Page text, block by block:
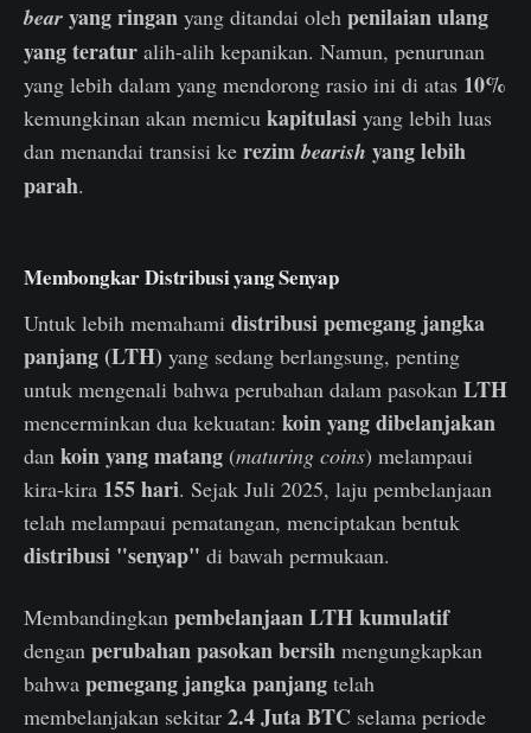
bear yang ringan yang ditandai oleh penilaian ulang
yang teratur alih-alih kepanikan. Namun, penurunan
yang lebih dalam yang mendorong rasio ini di atas 10%
kemungkinan akan memicu kapitulasi yang lebih luas
dan menandai transisi ke rezimbearish yang lebih
parah.
Membongkar Distribusi yang Senyap
Untuk lebih memahami distribusi pemegang jangka
panjang (LTH) yang sedang berlangsung, penting
untuk mengenali bahwa perubahan dalam pasokan LTH
mencerminkan dua kekuatan: koin yang dibelanjakan
dan koin yang matang (maturing coins) melampaui
kira-kira 155 hari. Sejak Juli 2025, laju pembelanjaan
telah melampaui pematangan, menciptakan bentuk
distribusi "senyap" di bawah permukaan.
Membandingkan pembelanjaan LTH kumulatif
dengan perubahan pasokan bersih mengungkapkan
bahwa pemegang jangka panjang telah
membelanjakan sekitar 2.4 Juta BTC selama periode